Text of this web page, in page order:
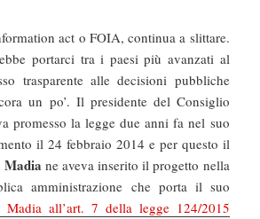
act o FOIA, continua a slittare.
portarci tra i paesi più avanzati al
trasparente alle decisioni pubbliche
un po’. Il presidente del Consiglio
promesso la legge due anni fa nel suo
il 24 febbraio 2014 e per questo il
ne aveva inserito il progetto nella
amministrazione che porta il suo
Madia all’art. 7 della legge 124/2015